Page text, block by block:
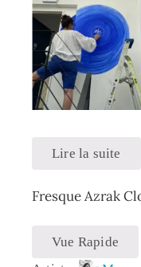
Lire la suite
Fresque Azrak
Vue Rapide